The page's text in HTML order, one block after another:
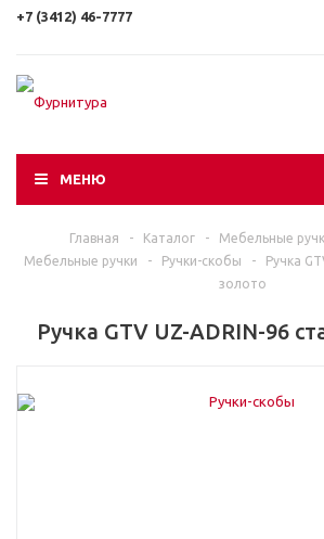
+7 (3412) 46-7777
МЕНЮ
Главная - Каталог - Мебельные
Мебельные ручки
- Ручки-скобы -
Ручка
золото
Ручка GTV UZ-ADRIN-96